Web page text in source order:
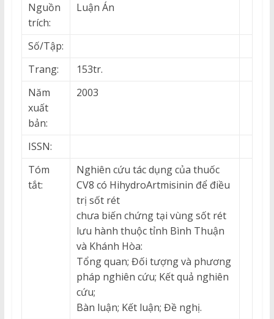
Nguồn
trích:
Luận Án
Số/Tập:
Trang:
153tr.
Năm
xuất
bản:
2003
ISSN:
Tóm
tắt:
Nghiên cứu tác dụng của thuốc
CV8 có HihydroArtmisinin để điều
trị sốt rét
chưa biến chứng tại vùng sốt rét
lưu hành thuộc tỉnh Bình Thuận
và Khánh Hòa:
Tổng quan; Đối tượng và phương
pháp nghiên cứu; Kết quả nghiên
cứu;
Bàn luận; Kết luận; Đề nghị.